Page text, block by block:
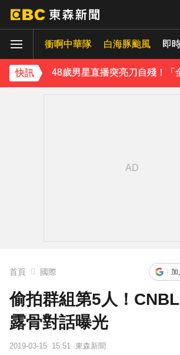
衝啊中華隊 白海豚颱風 即
快訊
首頁 國際 加
偷拍群組第5人！
露骨對話曝光
2019-03-15 15:51 東森新聞